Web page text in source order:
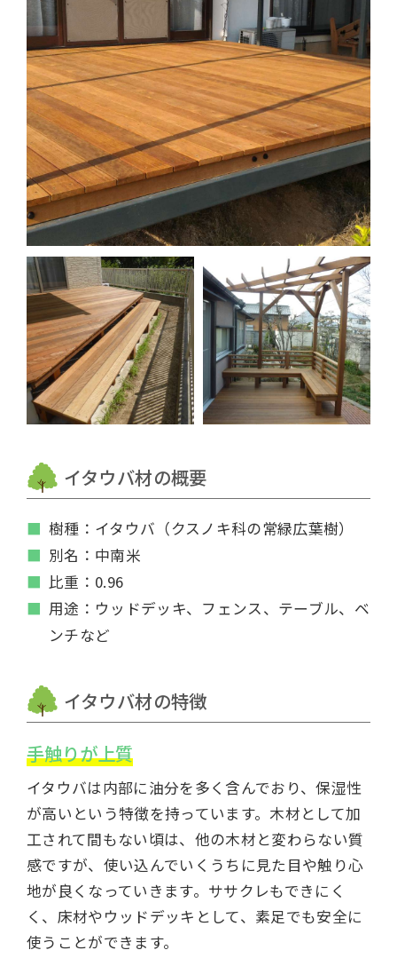
イタウバ材の概要
樹種：イタウバ（クスノキ科の常緑広葉樹）
別名：中南米
比重：0.96
用途：ウッドデッキ、フェンス、テーブル、ベ
ンチなど
イタウバ材の特徴
手触りが上質
イタウバは内部に油分を多く含んでおり、保湿性
が高いという特徴を持っています。木材として加
工されて間もない頃は、他の木材と変わらない質
感ですが、使い込んでいくうちに見た目や触り心
地が良くなっていきます。ササクレもできにく
く、床材やウッドデッキとして、素足でも安全に
使うことができます。